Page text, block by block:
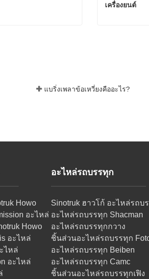
เครื่องยนต์
แบริ่งเพลาข้อเหวี่ยงคืออะไร?
Howo
อะไหล่
Howo
อะไหล่
ไหล่
อะไหล่
อะไหล่รถบรรทุก
Sinotruk ฮาวโก้ อะไหล่รถบ
อะไหล่รถบรรทุก Shacman
อะไหล่รถบรรทุกกวาง
ชิ้นส่วนอะไหล่รถบรรทุก
อะไหล่รถบรรทุก Beiben
อะไหล่รถบรรทุก Camc
ชิ้นส่วนอะไหล่รถบรรทุกเฟิง